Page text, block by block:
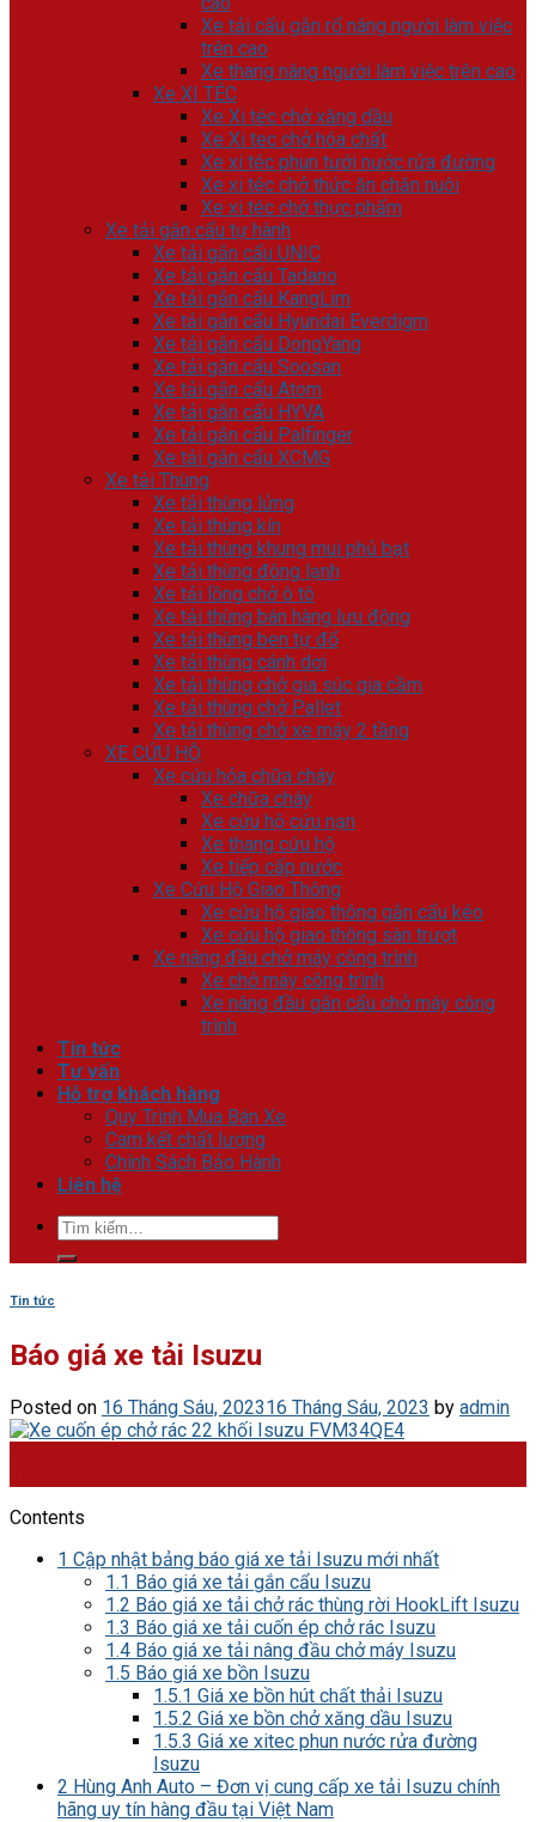
Xe tải cẩu gắn rổ nâng người làm việc
trên cao
Xe thang nâng người làm việc trên cao
Xe XI TÉC
Xe Xi téc chở xăng dầu
Xe Xi tec chở hóa chất
Xe xi téc phun tưới nước rửa đường
Xe xi téc chở thức ăn chăn nuôi
Xe xi téc chở thực phẩm
Xe tải gắn cẩu tự hành
Xe tải gắn cẩu UNIC
Xe tải gắn cẩu Tadano
Xe tải gắn cẩu KangLim
Xe tải gắn cẩu Hyundai Everdigm
Xe tải gắn cẩu DongYang
Xe tải gắn cẩu Soosan
Xe tải gắn cẩu Atom
Xe tải gắn cẩu HYVA
Xe tải gắn cẩu Palfinger
Xe tải gắn cẩu XCMG
Xe tải Thùng
Xe tải thùng lửng
Xe tải thùng kín
Xe tải thùng khung mui phủ bạt
Xe tải thùng đông lạnh
Xe tải lồng chở ô tô
Xe tải thùng bán hàng lưu động
Xe tải thùng ben tự đổ
Xe tải thùng cánh dơi
Xe tải thùng chở gia súc gia cầm
Xe tải thùng chở Pallet
Xe tải thùng chở xe máy 2 tầng
XE CỨU HỘ
Xe cứu hỏa chữa cháy
Xe chữa cháy
Xe cứu hộ cứu nạn
Xe thang cứu hộ
Xe tiếp cấp nước
Xe Cứu Hộ Giao Thông
Xe cứu hộ giao thông gắn cẩu kéo
Xe cứu hộ giao thông sàn trượt
Xe nâng đầu chở máy công trình
Xe chở máy công trình
Xe nâng đầu gắn cẩu chở máy công
trình
Tin tức
Tư vấn
Hỗ trợ khách hàng
Quy Trình Mua Bán Xe
Cam kết chất lượng
Chính Sách Bảo Hành
Liên hệ
Tìm
kiếm:
Tin tức
Báo giá xe tải Isuzu
Posted on 16 Tháng Sáu, 202316 Tháng Sáu, 2023 by admin
Contents
1 Cập nhật bảng báo giá xe tải Isuzu mới nhất
1.1 Báo giá xe tải gắn cẩu Isuzu
1.2 Báo giá xe tải chở rác thùng rời HookLift Isuzu
1.3 Báo giá xe tải cuốn ép chở rác Isuzu
1.4 Báo giá xe tải nâng đầu chở máy Isuzu
1.5 Báo giá xe bồn Isuzu
1.5.1 Giá xe bồn hút chất thải Isuzu
1.5.2 Giá xe bồn chở xăng dầu Isuzu
1.5.3 Giá xe xitec phun nước rửa đường
Isuzu
2 Hùng Anh Auto – Đơn vị cung cấp xe tải Isuzu chính
hãng uy tín hàng đầu tại Việt Nam